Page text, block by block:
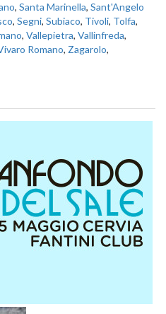
, Santa Marinella, Sant'Angelo
, Segni, Subiaco, Tivoli, Tolfa,
, Vallepietra, Vallinfreda,
Romano, Zagarolo,